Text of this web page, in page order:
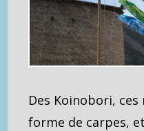
Des Koinobori,
forme de carpes,